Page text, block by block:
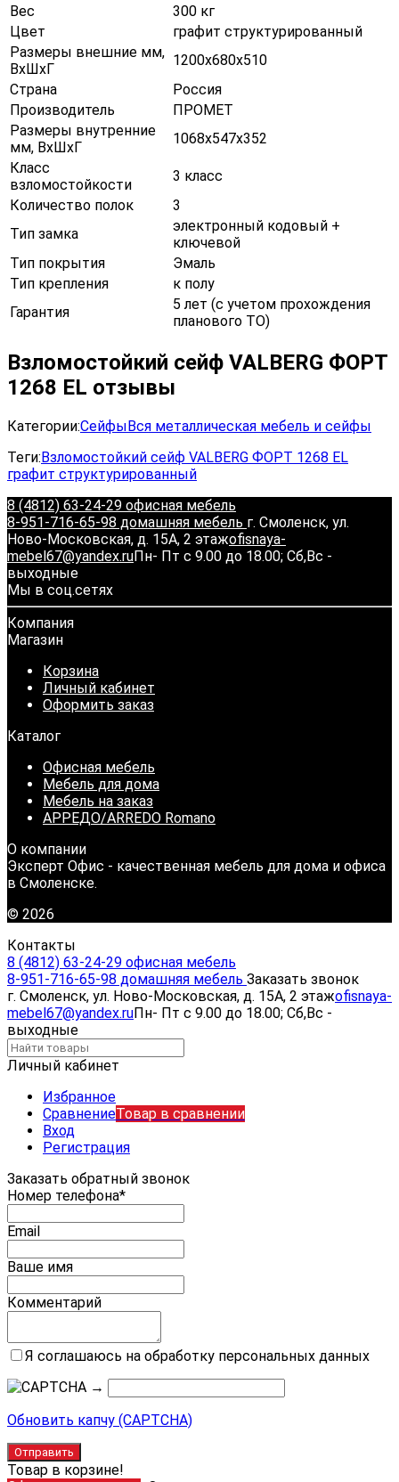
Вес
300 кг
Цвет
графит структурированный
Размеры внешние мм,
ВхШхГ
1200х680х510
Страна
Россия
Производитель
ПРОМЕТ
Размеры внутренние
мм, ВхШхГ
1068х547х352
Класс
взломостойкости
3 класс
Количество полок
3
Тип замка
электронный кодовый +
ключевой
Тип покрытия
Эмаль
Тип крепления
к полу
Гарантия
5 лет (с учетом прохождения
планового ТО)
Взломостойкий сейф VALBERG ФОРТ
1268 EL отзывы
Категории:СейфыВся металлическая мебель и сейфы
Теги:Взломостойкий сейф VALBERG ФОРТ 1268 EL
графит структурированный
8 (4812) 63-24-29 офисная мебель
8-951-716-65-98 домашняя мебель г. Смоленск, ул.
Ново-Московская, д. 15А, 2 этажofisnaya-
mebel67@yandex.ruПн- Пт с 9.00 до 18.00; Сб,Вс -
выходные
Мы в соц.сетях
Компания
Магазин
Корзина
Личный кабинет
Оформить заказ
Каталог
Офисная мебель
Мебель для дома
Мебель на заказ
АРРЕДО/ARREDO Romano
О компании
Эксперт Офис - качественная мебель для дома и офиса
в Смоленске.
© 2026
Контакты
8 (4812) 63-24-29 офисная мебель
8-951-716-65-98 домашняя мебель Заказать звонок
г. Смоленск, ул. Ново-Московская, д. 15А, 2 этажofisnaya-
mebel67@yandex.ruПн- Пт с 9.00 до 18.00; Сб,Вс -
выходные
Личный кабинет
Избранное
СравнениеТовар в сравнении
Вход
Регистрация
Заказать обратный звонок
Номер телефона*
Email
Ваше имя
Комментарий
Я соглашаюсь на обработку персональных данных
→
Обновить капчу (CAPTCHA)
Товар в корзине!